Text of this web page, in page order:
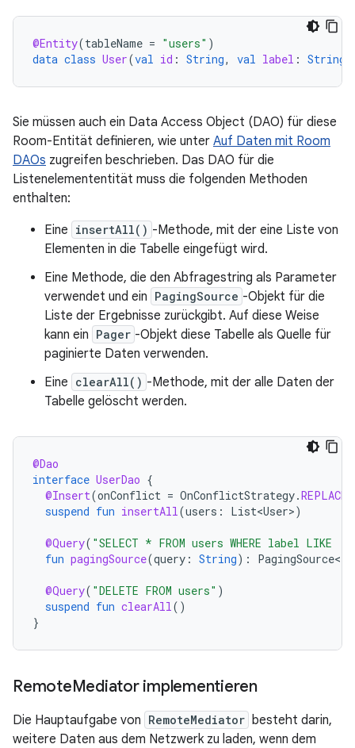
@Entity(tableName = "users" )
data class User(val id : String, val label : String
Sie müssen auch ein Data Access Object (DAO) für diese
Room-Entität definieren, wie unter Auf Daten mit Room
DAOs zugreifen beschrieben. Das DAO für die
Listenelemententität muss die folgenden Methoden
enthalten:
Eine insertAll() -Methode, mit der eine Liste von
Elementen in die Tabelle eingefügt wird.
Eine Methode, die den Abfragestring als Parameter
verwendet und ein PagingSource -Objekt für die
Liste der Ergebnisse zurückgibt. Auf diese Weise
kann ein Pager -Objekt diese Tabelle als Quelle für
paginierte Daten verwenden.
Eine clearAll() -Methode, mit der alle Daten der
Tabelle gelöscht werden.
@Dao
interface UserDao {
@Insert(onConflict = OnConflictStrategy.REPLACE
suspend fun insertAll (users : List<User>)
@Query( "SELECT * FROM users WHERE label LIKE
fun pagingSource(query : String):
@Query( "DELETE FROM users" )
suspend fun clearAll ()
}
RemoteMediator implementieren
Die Hauptaufgabe von RemoteMediator besteht darin,
weitere Daten aus dem Netzwerk zu laden, wenn dem